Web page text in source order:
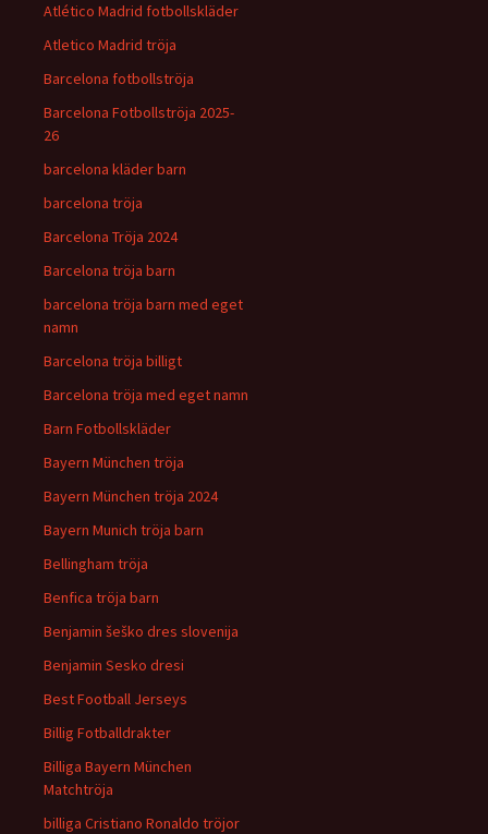
Atlético Madrid fotbollskläder
Atletico Madrid tröja
Barcelona fotbollströja
Barcelona Fotbollströja 2025-
26
barcelona kläder barn
barcelona tröja
Barcelona Tröja 2024
Barcelona tröja barn
barcelona tröja barn med eget
namn
Barcelona tröja billigt
Barcelona tröja med eget namn
Barn Fotbollskläder
Bayern München tröja
Bayern München tröja 2024
Bayern Munich tröja barn
Bellingham tröja
Benfica tröja barn
Benjamin šeško dres slovenija
Benjamin Sesko dresi
Best Football Jerseys
Billig Fotballdrakter
Billiga Bayern München
Matchtröja
billiga Cristiano Ronaldo tröjor